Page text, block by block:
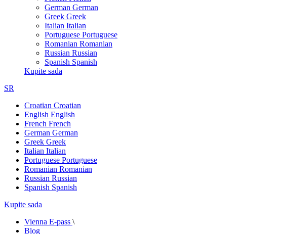
German German
Greek Greek
Italian Italian
Portuguese Portuguese
Romanian Romanian
Russian Russian
Spanish Spanish
Kupite sada
SR
Croatian Croatian
English English
French French
German German
Greek Greek
Italian Italian
Portuguese Portuguese
Romanian Romanian
Russian Russian
Spanish Spanish
Kupite sada
Vienna E-pass \
Blog